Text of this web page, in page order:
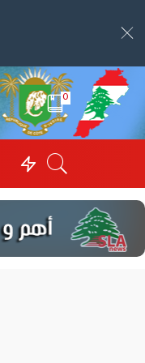
0